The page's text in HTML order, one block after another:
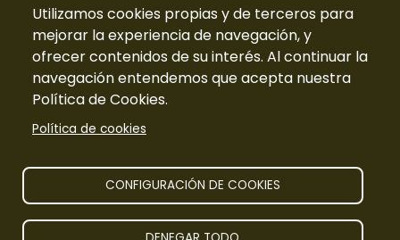
Utilizamos cookies propias y de terceros para
mejorar la experiencia de navegación, y
ofrecer contenidos de su interés. Al continuar la
navegación entendemos que acepta nuestra
Política de Cookies.
Política de cookies
CONFIGURACIÓN DE COOKIES
Quiénes somos
Contacto
Tarifas
Preguntas frecuentes
Información
Aviso legal